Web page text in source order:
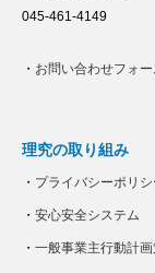
045-461-4149
・ お問い合わせフォー
理究の取り組み
・ プライバシーポリシ
・ 安心安全システム
・ 一般事業主行動計画